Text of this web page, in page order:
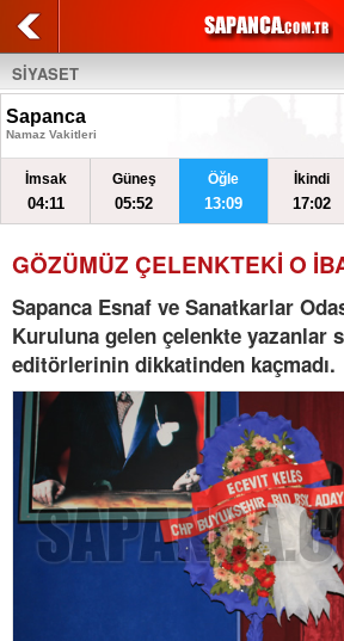
SİYASET
Sapanca
Namaz Vakitleri
İmsak
04:11
Güneş
05:52
Öğle
13:09
İkindi
17:02
GÖZÜMÜZ ÇELENKTEKİ O
Sapanca Esnaf ve Sanatkarlar
Kuruluna gelen çelenkte yazanlar
editörlerinin dikkatinden kaçmadı.